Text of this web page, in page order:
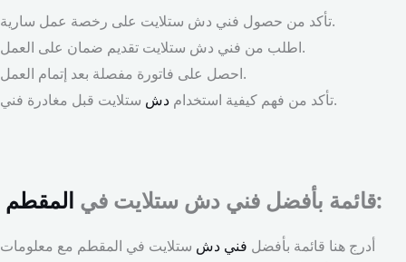
تأكد من حصول فني دش ستلايت على رخصة عمل سارية.
اطلب من فني دش ستلايت تقديم ضمان على العمل.
احصل على فاتورة مفصلة بعد إتمام العمل.
تأكد من فهم كيفية استخدام دش ستلايت قبل مغادرة فني.
قائمة بأفضل فني دش ستلايت في المقطم :
أدرج هنا قائمة بأفضل فني دش ستلايت في المقطم مع معلومات